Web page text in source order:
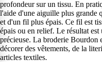
profondeur sur un tissu. En
l'aide d'une aiguille plus grande
et d'un fil plus épais. Ce fil est
épais ou en relief. Le résultat
précieuse. La broderie Bourdon
décorer des vêtements, de la
articles textiles.